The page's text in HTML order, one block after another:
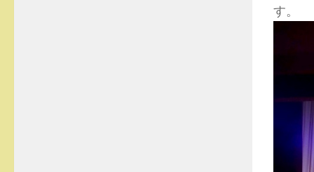
す。